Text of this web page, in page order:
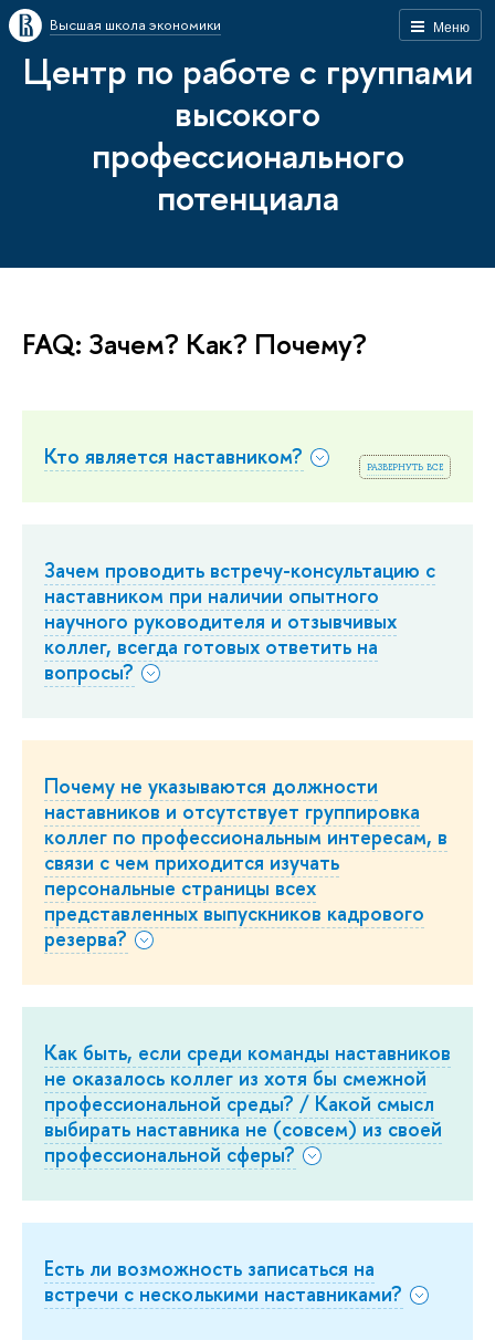
Меню
Высшая школа экономики
Центр по работе с группами
высокого
профессионального
потенциала
FAQ: Зачем? Как? Почему?
развернуть все
Кто является наставником?
Зачем проводить встречу-консультацию с
наставником при наличии опытного
научного руководителя и отзывчивых
коллег, всегда готовых ответить на
вопросы?
Почему не указываются должности
наставников и отсутствует группировка
коллег по профессиональным интересам, в
связи с чем приходится изучать
персональные страницы всех
представленных выпускников кадрового
резерва?
Как быть, если среди команды наставников
не оказалось коллег из хотя бы смежной
профессиональной среды? / Какой смысл
выбирать наставника не (совсем) из своей
профессиональной сферы?
Есть ли возможность записаться на
встречи с несколькими наставниками?